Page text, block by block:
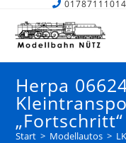
01787111014
Herpa
„Fortschritt“
Start > Modellautos >